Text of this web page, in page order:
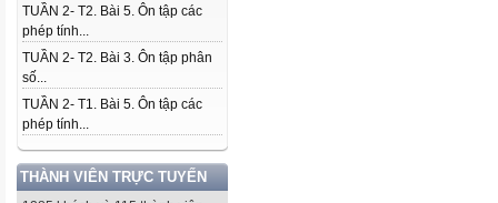
TUẦN 2- T2. Bài 5. Ôn tập các
phép tính...
TUẦN 2- T2. Bài 3. Ôn tập phân
số...
TUẦN 2- T1. Bài 5. Ôn tập các
phép tính...
THÀNH VIÊN TRỰC TUYẾN